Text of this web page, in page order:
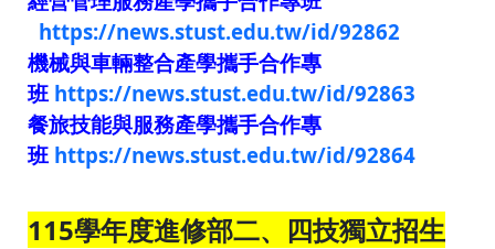
https://news.stust.edu.tw/id/92862
機械與車輛整合產學攜手合作專
班 https://news.stust.edu.tw/id/92863
餐旅技能與服務產學攜手合作專
班 https://news.stust.edu.tw/id/92864
115學年度進修部二、四技獨立招生